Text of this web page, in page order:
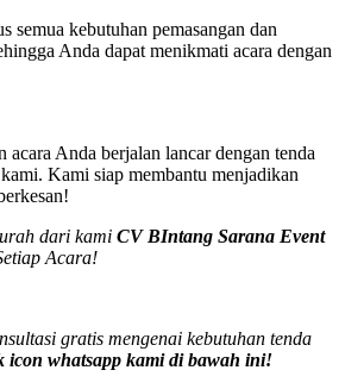
semua kebutuhan pemasangan dan
Anda dapat menikmati acara dengan
acara Anda berjalan lancar dengan tenda
Kami siap membantu menjadikan
dari kami CV BIntang Sarana Event
Acara!
gratis mengenai kebutuhan tenda
icon whatsapp kami di bawah ini!